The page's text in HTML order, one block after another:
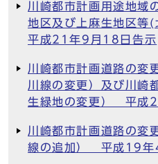
川崎都市計画用途地域
地区及び上麻生地区
平成21年9月18日告示
川崎都市計画道路の
川線の変更）及び川
生緑地の変更） 平成
川崎都市計画道路の
線の追加） 平成19年